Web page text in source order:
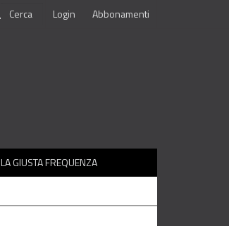
Login Abbonamenti
LA GIUSTA FREQUENZA